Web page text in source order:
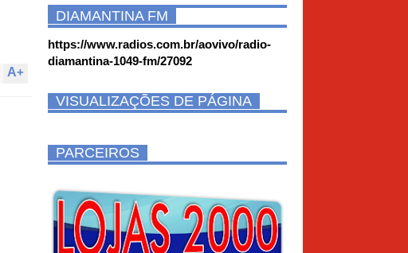
A+
DIAMANTINA FM
https://www.radios.com.br/aovivo/radio-
diamantina-1049-fm/27092
VISUALIZAÇÕES DE PÁGINA
PARCEIROS